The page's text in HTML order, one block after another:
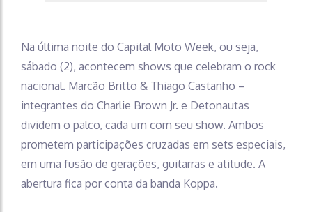
Na última noite do Capital Moto Week, ou seja,
sábado (2), acontecem shows que celebram o rock
nacional. Marcão Britto & Thiago Castanho –
integrantes do Charlie Brown Jr. e Detonautas
dividem o palco, cada um com seu show. Ambos
prometem participações cruzadas em sets especiais,
em uma fusão de gerações, guitarras e atitude. A
abertura fica por conta da banda Koppa.